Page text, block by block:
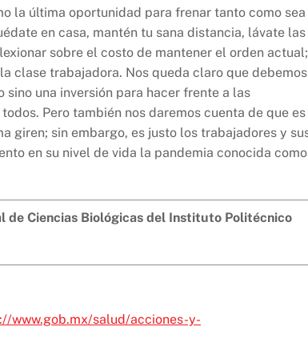
la última oportunidad para frenar tanto como sea
en casa, mantén tu sana distancia, lávate las
sobre el costo de mantener el orden actual;
clase trabajadora. Nos queda claro que debemos
sino una inversión para hacer frente a las
Pero también nos daremos cuenta de que
giren; sin embargo, es justo los trabajadores y
en su nivel de vida la pandemia conocida como
de Ciencias Biológicas del Instituto Politécnico
www.gob.mx/salud/acciones-y-